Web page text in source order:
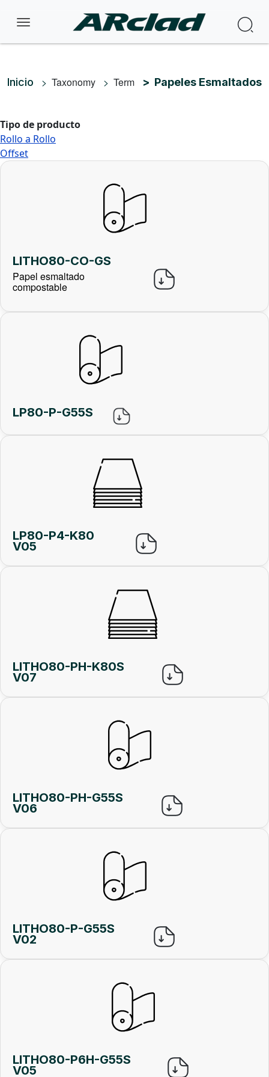
Ruta de navegación
Inicio Taxonomy Term Papeles Esmaltados
Tipo de producto
Rollo a Rollo
Offset
LITHO80-CO-GS
Papel esmaltado
compostable
LP80-P-G55S
LP80-P4-K80
V05
LITHO80-PH-K80S
V07
LITHO80-PH-G55S
V06
LITHO80-P-G55S
V02
LITHO80-P6H-G55S
V05